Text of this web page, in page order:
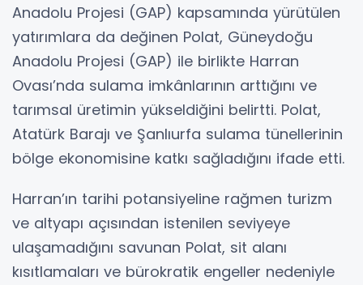
Anadolu Projesi (GAP) kapsamında yürütülen
yatırımlara da değinen Polat, Güneydoğu
Anadolu Projesi (GAP) ile birlikte Harran
Ovası’nda sulama imkânlarının arttığını ve
tarımsal üretimin yükseldiğini belirtti. Polat,
Atatürk Barajı ve Şanlıurfa sulama tünellerinin
bölge ekonomisine katkı sağladığını ifade etti.
Harran’ın tarihi potansiyeline rağmen turizm
ve altyapı açısından istenilen seviyeye
ulaşamadığını savunan Polat, sit alanı
kısıtlamaları ve bürokratik engeller nedeniyle